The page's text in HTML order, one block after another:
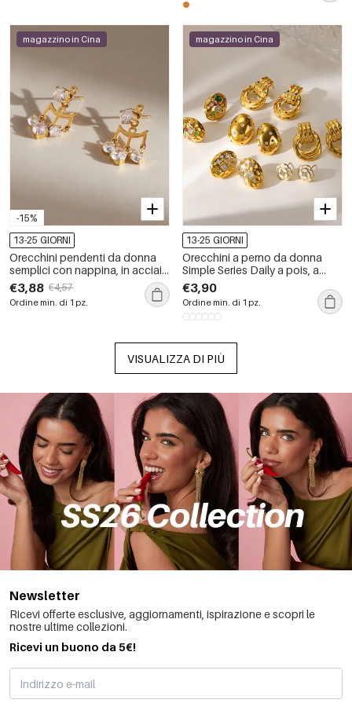
-15%
magazzino in Cina
13-25 GIORNI
Orecchini pendenti da donna
semplici con nappina, in acciaio
inossidabile, impermeabili, color
oro e zirconi.
€3,88 €4,57
Ordine min. di 1 pz.
magazzino in Cina
13-25 GIORNI
Orecchini a perno da donna
Simple Series Daily a pois, a
forma ellittica, in acciaio
inossidabile, impermeabili, color
oro, con zirconi.
€3,90
Ordine min. di 1 pz.
VISUALIZZA DI PIÙ
Newsletter
Ricevi offerte esclusive, aggiornamenti, ispirazione e scopri le
nostre ultime collezioni.
Ricevi un buono da 5€!